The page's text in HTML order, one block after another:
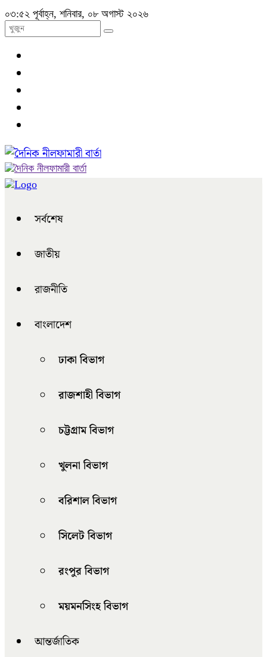
০৩:৫২ পূর্বাহ্ন, শনিবার, ০৮ অগাস্ট ২০২৬
সর্বশেষ
জাতীয়
রাজনীতি
বাংলাদেশ
ঢাকা বিভাগ
রাজশাহী বিভাগ
চট্টগ্রাম বিভাগ
খুলনা বিভাগ
বরিশাল বিভাগ
সিলেট বিভাগ
রংপুর বিভাগ
ময়মনসিংহ বিভাগ
আন্তর্জাতিক